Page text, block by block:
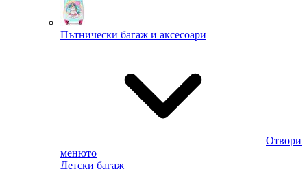
Пътнически багаж и аксесоари
Отвори
менюто
Детски багаж